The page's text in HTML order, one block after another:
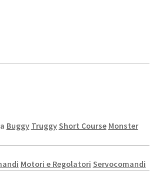
Buggy Truggy Short Course Monster
Motori e Regolatori Servocomandi